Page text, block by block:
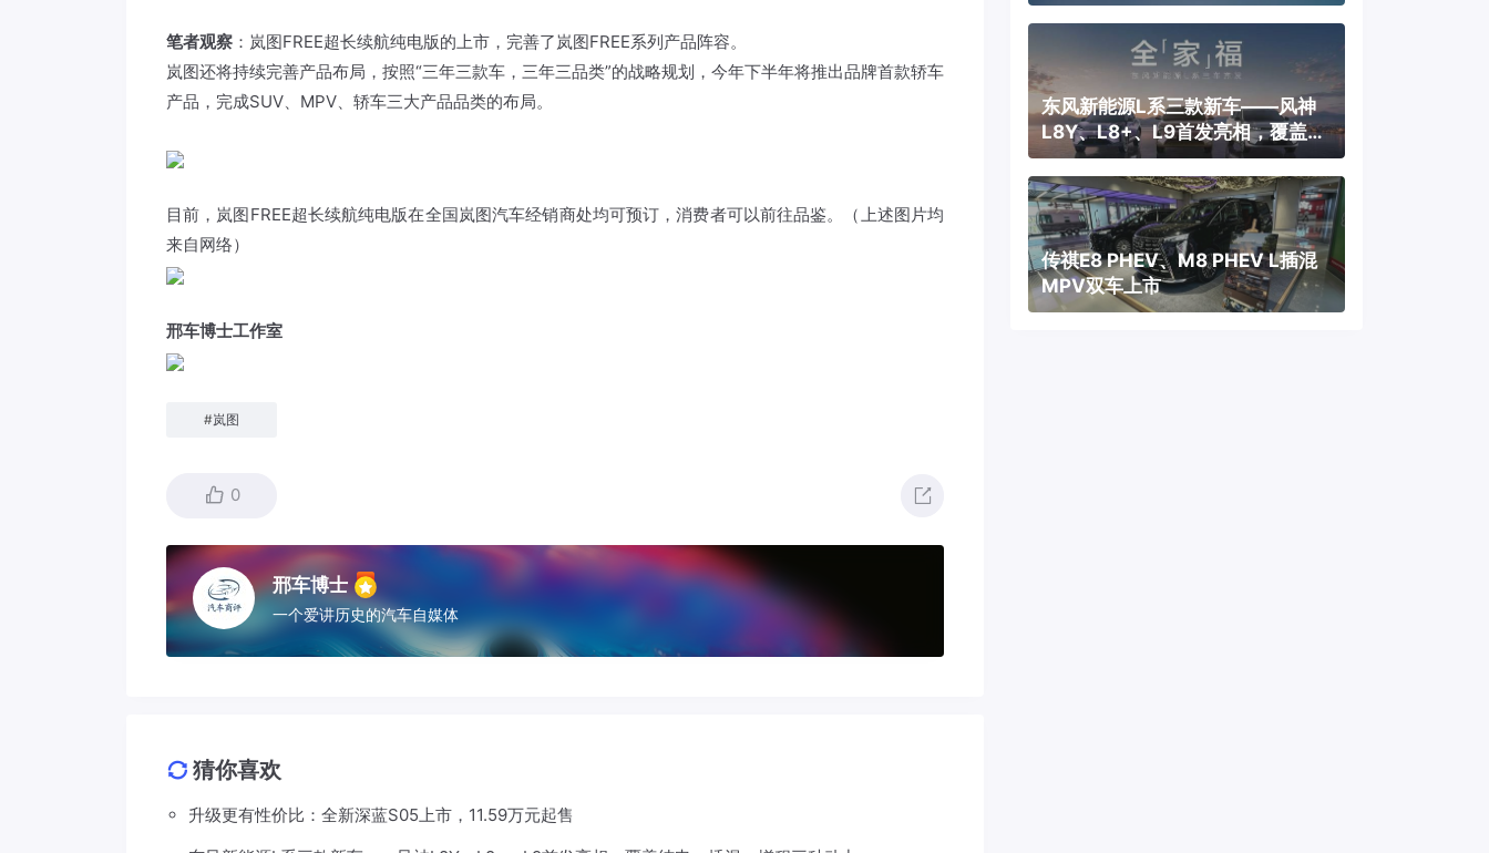
笔者观察 ：岚图FREE超长续航纯电版的上市，完善了岚图FREE系列产品阵容。
岚图还将持续完善产品布局，按照“三年三款车，三年三品类”的战略规划，今年下半年将推出品牌首款轿车
产品，完成SUV、MPV、轿车三大产品品类的布局。
目前，岚图FREE超长续航纯电版在全国岚图汽车经销商处均可预订，消费者可以前往品鉴。（上述图片均
来自网络）
邢车博士工作室
#岚图
0
邢车博士
一个爱讲历史的汽车自媒体
猜你喜欢
升级更有性价比：全新深蓝S05上市，11.59万元起售
东风新能源L系三款新车——风神
L8Y、L8+、L9首发亮相，覆盖纯
电、插混、增程三种动力
传祺E8 PHEV、M8 PHEV L插混
MPV双车上市